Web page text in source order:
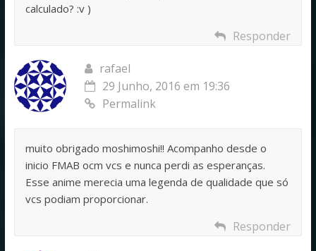
calculado? :v )
Responder
rafael
29 Junho, 2016 em 19:36
Permalink
muito obrigado moshimoshi!! Acompanho desde o
inicio FMAB ocm vcs e nunca perdi as esperanças.
Esse anime merecia uma legenda de qualidade que só
vcs podiam proporcionar.
Responder